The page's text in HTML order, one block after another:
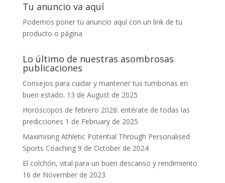
Tu anuncio va aquí
Podemos poner tu anuncio aquí con un link de tu
producto o página
Lo último de nuestras asombrosas
publicaciones
Consejos para cuidar y mantener tus tumbonas en
buen estado. 13 de August de 2025
Horóscopos de febrero 2026: entérate de todas las
predicciones 1 de February de 2025
Maximising Athletic Potential Through Personalised
Sports Coaching 9 de October de 2024
El colchón, vital para un buen descanso y rendimiento
16 de November de 2023